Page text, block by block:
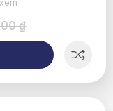
₫